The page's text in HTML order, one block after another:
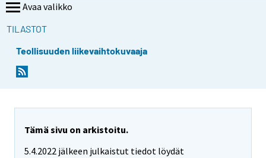
Avaa valikko
TILASTOT
Teollisuuden liikevaihtokuvaaja
Tämä sivu on arkistoitu.
5.4.2022 jälkeen julkaistut tiedot löydät